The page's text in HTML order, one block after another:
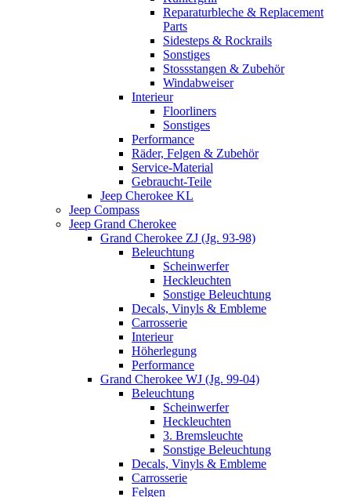
Reparaturbleche & Replacement
Parts
Sidesteps & Rockrails
Sonstiges
Stossstangen & Zubehör
Windabweiser
Interieur
Floorliners
Sonstiges
Performance
Räder, Felgen & Zubehör
Service-Material
Gebraucht-Teile
Jeep Cherokee KL
Jeep Compass
Jeep Grand Cherokee
Grand Cherokee ZJ (Jg. 93-98)
Beleuchtung
Scheinwerfer
Heckleuchten
Sonstige Beleuchtung
Decals, Vinyls & Embleme
Carrosserie
Interieur
Höherlegung
Performance
Grand Cherokee WJ (Jg. 99-04)
Beleuchtung
Scheinwerfer
Heckleuchten
3. Bremsleuchte
Sonstige Beleuchtung
Decals, Vinyls & Embleme
Carrosserie
Felgen